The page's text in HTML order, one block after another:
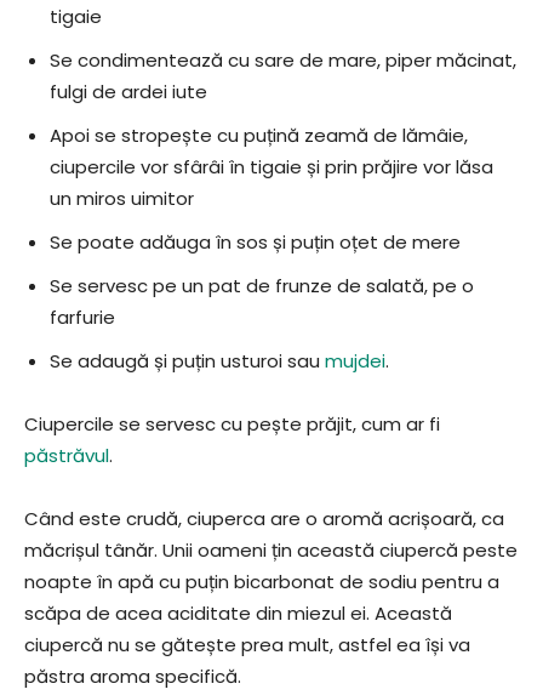
tigaie
Se condimentează cu sare de mare, piper măcinat,
fulgi de ardei iute
Apoi se stropește cu puțină zeamă de lămâie,
ciupercile vor sfârâi în tigaie și prin prăjire vor lăsa
un miros uimitor
Se poate adăuga în sos și puțin oțet de mere
Se servesc pe un pat de frunze de salată, pe o
farfurie
Se adaugă și puțin usturoi sau mujdei.
Ciupercile se servesc cu pește prăjit, cum ar fi
păstrăvul.
Când este crudă, ciuperca are o aromă acrișoară, ca
măcrișul tânăr. Unii oameni țin această ciupercă peste
noapte în apă cu puțin bicarbonat de sodiu pentru a
scăpa de acea aciditate din miezul ei. Această
ciupercă nu se gătește prea mult, astfel ea își va
păstra aroma specifică.